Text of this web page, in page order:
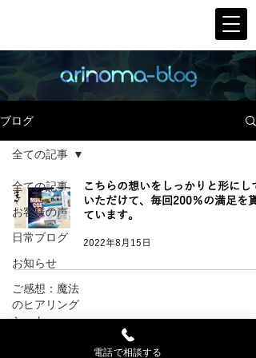
ブログ
全ての記事
お客様の声
日常ブログ
お知らせ
ご感想：魔法
のヒアリング
シート
全ての記事
こちらの想いをしっかりと形にして
いただけて、毎回200％の満足を貰
ています。
2022年8月15日
株式会社ありのまデザイン
〒350-1213 埼玉県日高市高萩1584-1
電話で相談する